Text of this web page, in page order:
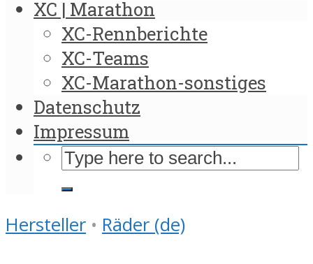
XC | Marathon
XC-Rennberichte
XC-Teams
XC-Marathon-sonstiges
Datenschutz
Impressum
Hersteller • Räder (de)